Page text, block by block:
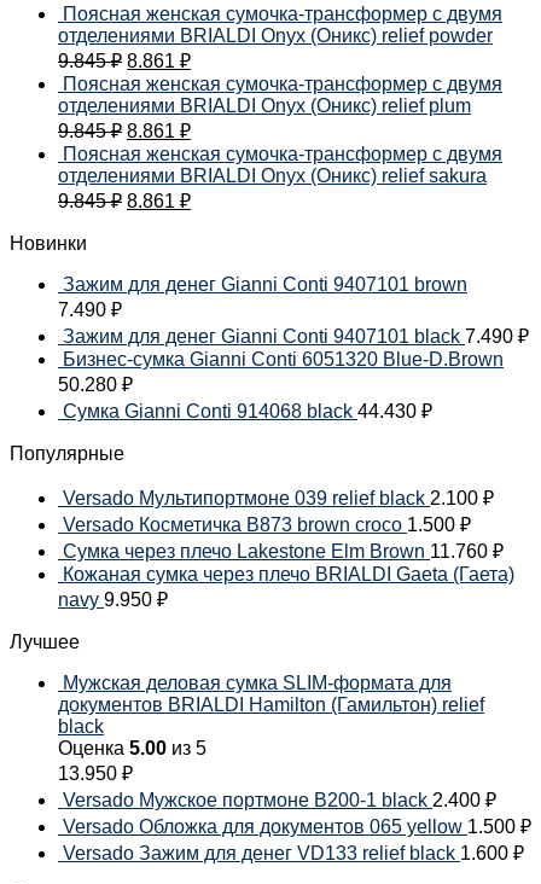
Поясная женская сумочка-трансформер с двумя
отделениями BRIALDI Onyx (Оникс) relief powder
9.845₽ 8.861 ₽
Поясная женская сумочка-трансформер с двумя
отделениями BRIALDI Onyx (Оникс) relief plum
9.845₽ 8.861 ₽
Поясная женская сумочка-трансформер с двумя
отделениями BRIALDI Onyx (Оникс) relief sakura
9.845₽ 8.861 ₽
Новинки
Зажим для денег Gianni Conti 9407101 brown
7.490 ₽
Зажим для денег Gianni Conti 9407101 black 7.490 ₽
Бизнес-сумка Gianni Conti 6051320 Blue-D.Brown
50.280 ₽
Сумка Gianni Conti 914068 black 44.430 ₽
Популярные
Versado Мультипортмоне 039 relief black 2.100 ₽
Versado Косметичка B873 brown croco 1.500 ₽
Сумка через плечо Lakestone Elm Brown 11.760 ₽
Кожаная сумка через плечо BRIALDI Gaeta (Гаета)
navy 9.950 ₽
Лучшее
Мужская деловая сумка SLIM-формата для
документов BRIALDI Hamilton (Гамильтон) relief
black
Оценка 5.00 из 5
13.950 ₽
Versado Мужское портмоне B200-1 black 2.400 ₽
Versado Обложка для документов 065 yellow 1.500 ₽
Versado Зажим для денег VD133 relief black 1.600 ₽